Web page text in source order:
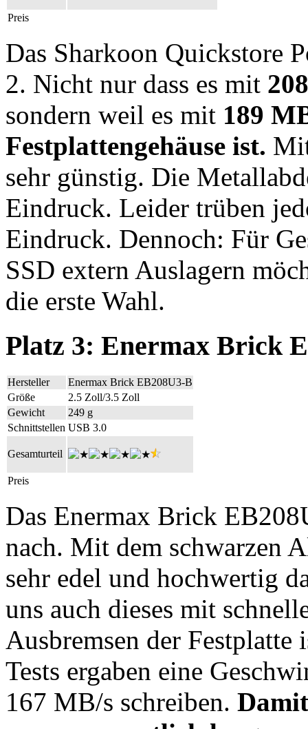
Preis
Das Sharkoon Quickstore
2. Nicht nur dass es mit
sondern weil es mit 189
Festplattengehäuse ist.
sehr günstig. Die
Eindruck. Leider trüben
Eindruck. Dennoch: Für
SSD extern Auslagern
die erste Wahl.
Platz 3: Enermax Brick
Hersteller
Enermax Brick EB208U3-B
Größe
2.5 Zoll/3.5 Zoll
Gewicht
249 g
Schnittstellen USB 3.0
Gesamturteil
Preis
Das Enermax Brick
nach. Mit dem schwarzen
sehr edel und hochwertig
uns auch dieses mit
Ausbremsen der
Tests ergaben eine
167 MB/s schreiben.